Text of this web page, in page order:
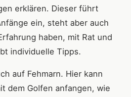
erklären. Dieser führt
ein, steht aber auch
haben, mit Rat und
individuelle Tipps.
auf Fehmarn. Hier kann
dem Golfen anfangen, wie